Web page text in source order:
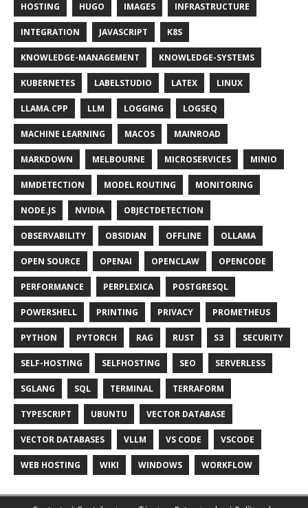
HOSTING HUGO IMAGES INFRASTRUCTURE
INTEGRATION JAVASCRIPT K8S
KNOWLEDGE-MANAGEMENT KNOWLEDGE-SYSTEMS
KUBERNETES LABELSTUDIO LATEX LINUX
LLAMA.CPP LLM LOGGING LOGSEQ
MACHINE LEARNING MACOS MAINROAD
MARKDOWN MELBOURNE MICROSERVICES MINIO
MMDETECTION MODEL ROUTING MONITORING
NODE.JS NVIDIA OBJECTDETECTION
OBSERVABILITY OBSIDIAN OFFLINE OLLAMA
OPEN SOURCE OPENAI OPENCLAW OPENCODE
PERFORMANCE PERPLEXICA POSTGRESQL
POWERSHELL PRINTING PRIVACY PROMETHEUS
PYTHON PYTORCH RAG RUST S3 SECURITY
SELF-HOSTING SELFHOSTING SEO SERVERLESS
SGLANG SQL TERMINAL TERRAFORM
TYPESCRIPT UBUNTU VECTOR DATABASE
VECTOR DATABASES VLLM VS CODE VSCODE
WEB HOSTING WIKI WINDOWS WORKFLOW